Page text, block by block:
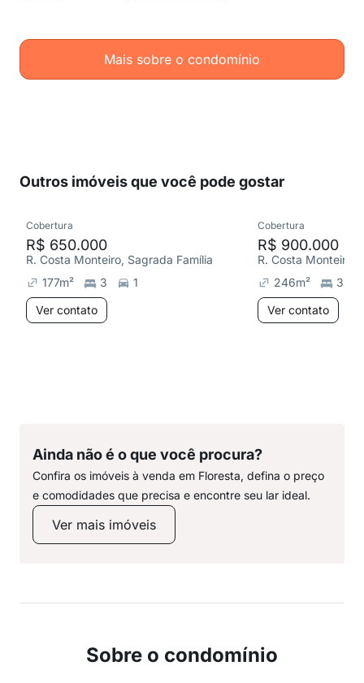
Mais sobre o condomínio
Outros imóveis que você pode gostar
Cobertura
R$ 650.000
R. Costa Monteiro, Sagrada Família
177m² 3
1
Ver contato
Cobertura
R$ 900.000
R. Costa Monteiro,
246m²
3
Ver contato
Ainda não é o que você procura?
Confira os imóveis à venda em Floresta, defina o preço
e comodidades que precisa e encontre seu lar ideal.
Ver mais imóveis
Sobre o condomínio